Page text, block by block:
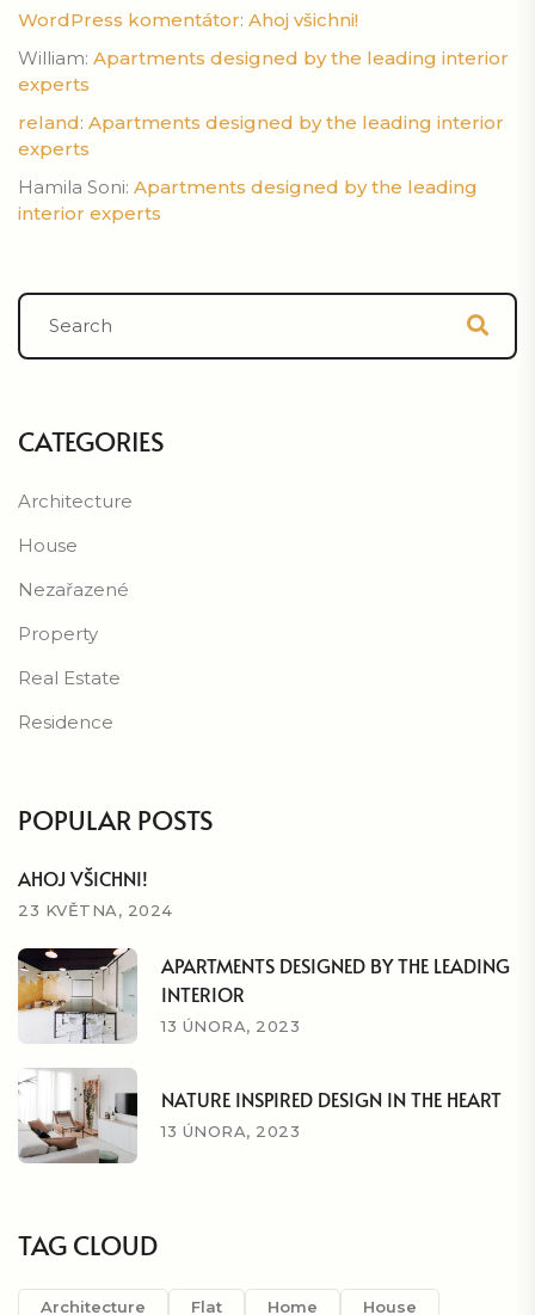
WordPress komentátor: Ahoj všichni!
William: Apartments designed by the leading interior
experts
reland: Apartments designed by the leading interior
experts
Hamila Soni: Apartments designed by the leading
interior experts
CATEGORIES
Architecture
House
Nezařazené
Property
Real Estate
Residence
POPULAR POSTS
AHOJ VŠICHNI!
23 KVĚTNA, 2024
APARTMENTS DESIGNED BY THE LEADING
INTERIOR
13 ÚNORA, 2023
NATURE INSPIRED DESIGN IN THE HEART
13 ÚNORA, 2023
TAG CLOUD
Architecture Flat Home
House